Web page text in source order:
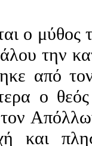
ο μύθος
την
από
ο
και